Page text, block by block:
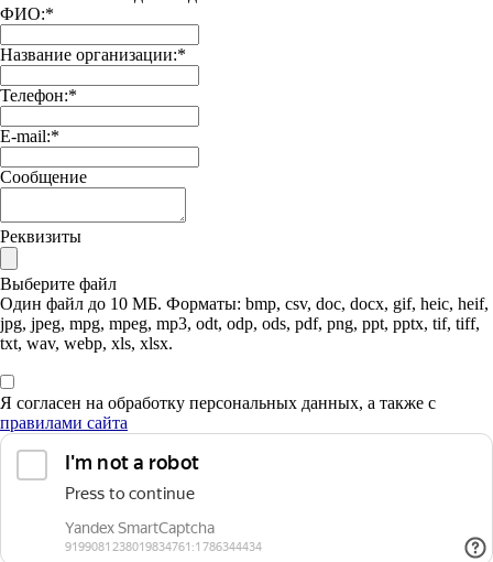
ФИО:*
Название организации:*
Телефон:*
E-mail:*
Сообщение
Реквизиты
Выберите файл
Один файл до 10 МБ. Форматы: bmp, csv, doc, docx, gif, heic, heif,
jpg, jpeg, mpg, mpeg, mp3, odt, odp, ods, pdf, png, ppt, pptx, tif, tiff,
txt, wav, webp, xls, xlsx.
Я согласен на обработку персональных данных, а также с
правилами сайта